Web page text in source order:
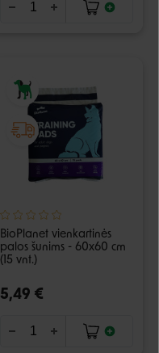
BioPlanet vienkartinės
palos šunims - 60x60 cm
(15 vnt.)
5,49 €